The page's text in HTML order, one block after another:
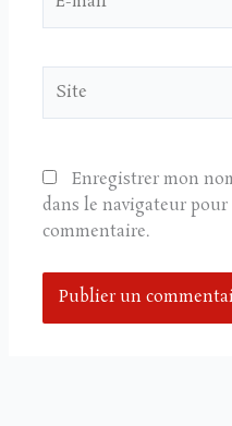
Site
Enregistrer mon
dans le navigateur
commentaire.